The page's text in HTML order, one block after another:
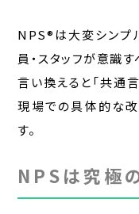
NPS®は大変シンプ
員・スタッフが意識す
言い換えると「共通
現場での具体的な
す。
NPSは究極